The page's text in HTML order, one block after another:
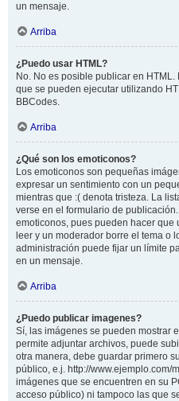
un mensaje.
Arriba
¿Puedo usar HTML?
No. No es posible publicar en
que se pueden ejecutar utilizando
BBCodes.
Arriba
¿Qué son los emoticonos?
Los emoticonos son pequeñas
expresar un sentimiento con un
mientras que :( denota tristeza. La
verse en el formulario de
emoticonos, pues pueden hacer que
leer y un moderador borre el tema o
administración puede fijar un límite
en un mensaje.
Arriba
¿Puedo publicar imagenes?
Sí, las imágenes se pueden mostrar
permite adjuntar archivos, puede
otra manera, debe guardar primero
público, e.j. http://www.ejemplo.com/
imágenes que se encuentren en su
acceso público) ni tampoco las que